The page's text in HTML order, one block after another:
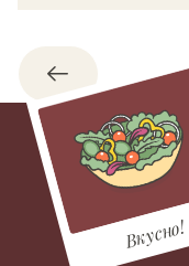
Обратно
Вкусно!